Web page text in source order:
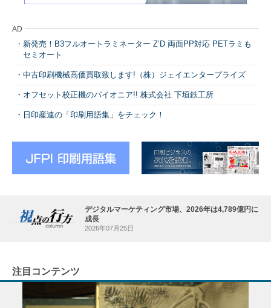
AD
新発売！B3フルオートラミネーター Z’D 両面PP対応 PETラミも
セミオート
中古印刷機械高価買取致します!（株）ジェイエンタープライズ
オフセット校正機のパイオニア!! 株式会社 下垣鉄工所
日印産連の「印刷用語集」をチェック！
デジタルマーケティング市場、2026年は4,789億円に
成長
2026年07月25日
注目コンテンツ